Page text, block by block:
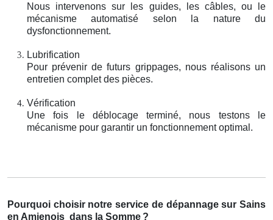
Nous intervenons sur les guides, les câbles, ou le
mécanisme automatisé selon la nature du
dysfonctionnement.
Lubrification
Pour prévenir de futurs grippages, nous réalisons un
entretien complet des pièces.
Vérification
Une fois le déblocage terminé, nous testons le
mécanisme pour garantir un fonctionnement optimal.
Pourquoi choisir notre service de dépannage sur Sains
en Amienois dans la Somme ?